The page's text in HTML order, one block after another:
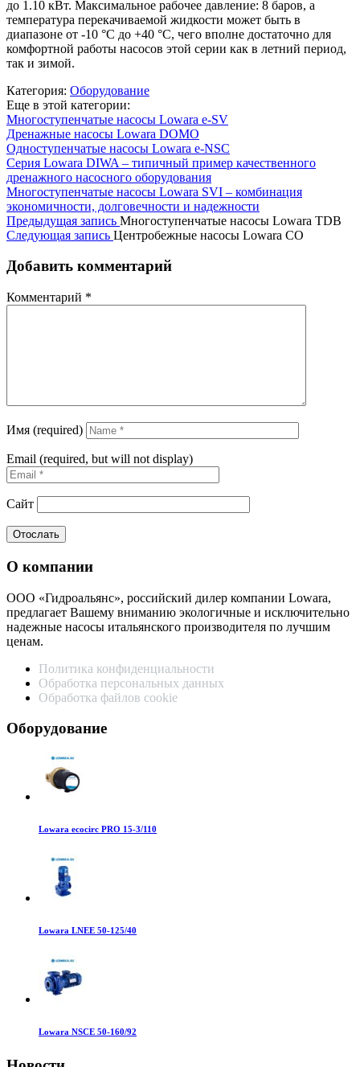
до 1.10 кВт. Максимальное рабочее давление: 8 баров, а
температура перекачиваемой жидкости может быть в
диапазоне от -10 °C до +40 °C, чего вполне достаточно для
комфортной работы насосов этой серии как в летний период,
так и зимой.
Категория: Оборудование
Еще в этой категории:
Многоступенчатые насосы Lowara e-SV
Дренажные насосы Lowara DOMO
Одноступенчатые насосы Lowara e-NSC
Серия Lowara DIWA – типичный пример качественного
дренажного насосного оборудования
Многоступенчатые насосы Lowara SVI – комбинация
экономичности, долговечности и надежности
Предыдущая запись Многоступенчатые насосы Lowara TDB
Следующая запись Центробежные насосы Lowara CO
Добавить комментарий
Комментарий *
Имя (required)
Email (required, but will not display)
Сайт
О компании
ООО «Гидроальянс», российский дилер компании Lowara,
предлагает Вашему вниманию экологичные и исключительно
надежные насосы итальянского производителя по лучшим
ценам.
Политика конфиденциальности
Обработка персональных данных
Обработка файлов cookie
Оборудование
Lowara ecocirc PRO 15-3/110
Lowara LNEE 50-125/40
Lowara NSCE 50-160/92